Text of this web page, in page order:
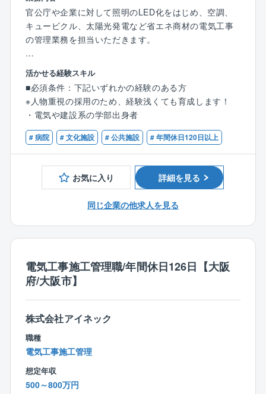
ルティングや再生可能エネルギー（自家消費型太陽光
発電）などのクリーンエネルギーの導入を、企画・設
計・導入・維持管理までトータルソリューション提案
できることが同社の強みです。
◎アイネックの特徴
自治体ごとの地域性特性を考慮し、カーボンニュート
ラル実現に向けた課題抽出、実現に向けたプラン策定
から導入に至るロードマップをご提案。
同社の提案する設計・施工を含む「デザインビルド方
式」により、イニシャルコストを最小限に、従来より
短期間で公共工事が可能となるため、全国の沢山の自
治体様からお声掛けをいただいております。
設立8年の企業ながら各自治体の信頼を勝ち取り、破竹
の勢いで成長を遂げております。
株式上場も控える中で様々な部署・役職・ポストが今
に関わるトータルソリューションを手掛けている同
社。
売り上げ予測100億円超でIPO準備フェーズの貴重な時
期を経験できます。
将来的には、株式上場の中での事業成長の中核を担え
ます！
現在は上場準備に差し掛かっており、さらに事業を拡
大していきます。
◎社会貢献性
自治体、政府が掲げているカーボンニュートラルに対
する提案や避難所づくり等の一助を担える大変社会貢
献性の高い事業に関わることができます。
官公庁案件のため、景況感に左右されない。
◎大規模プロジェクトにかかわれる可能性あり
に行い、大規模プロジェクトを手掛けた実績が豊富な
同社だからこそ初回の訪問から耳を傾けていただきや
・学校、病院、オフィス、街路灯などのLED照明の切
り替え
・EV自動車の充電スタンドやカーシェアリングの拠点
・快適な室内環境を実現しながら、消費エネルギー
（電力等）のコスト削減
官公庁や企業に対して照明のLED化をはじめ、空調、
キュービクル、太陽光発電など省エネ商材の電気工事
の管理業務を担当いただきます。
【担当業務】
・協力業者への発注・打ち合わせ
・工期予定表の作成
・各種建材・資材などの発注
・現場での予算・品質・工期・安全の管理
・検査及び第三者検査への立会い
・完成図書の作成
【業務内容詳細】
取引先の9割以上を官公庁が占めており、愛知県内の病
愛知県を中心に東海エリアが主な勤務地となります。
直行直帰も可能です。
【キャリアパス】
入社後は同社の施工管理フローに関する知識を習得→
徐々に担当する施工管理業務の幅を広げながら独り立
ち→将来は施工管理部門の中核としてご活躍いただく
と共に、業務指導や人材育成にも貢献いただきたいと
考えております。
活かせる経験スキル
■必須条件：下記いずれかの経験のある方
※人物重視の採用のため、経験浅くても育成します！
・電気や建設系の学部出身者
# 病院 # 文化施設 # 公共施設 # 年間休日120日以上
お気に入り 詳細を見る
同じ企業の他求人を見る
電気工事施工管理職/年間休日126日【大阪
府/大阪市】
株式会社アイネック
職種
電気工事施工管理
想定年収
500～800万円